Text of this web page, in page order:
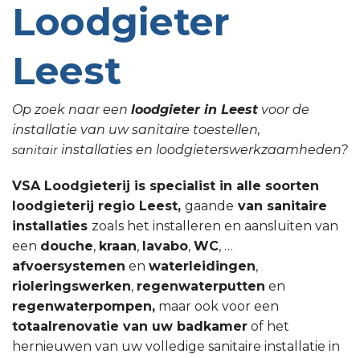
Loodgieter
Leest
Op zoek naar een loodgieter in Leest voor de
installatie van uw sanitaire toestellen,
sanitair installaties en loodgieterswerkzaamheden?
VSA Loodgieterij is specialist in alle soorten
loodgieterij regio Leest, gaande van sanitaire
installaties zoals het installeren en aansluiten van
een douche, kraan, lavabo, WC, …
afvoersystemen en waterleidingen,
rioleringswerken, regenwaterputten en
regenwaterpompen, maar ook voor een
totaalrenovatie van uw badkamer of het
hernieuwen van uw volledige sanitaire installatie in